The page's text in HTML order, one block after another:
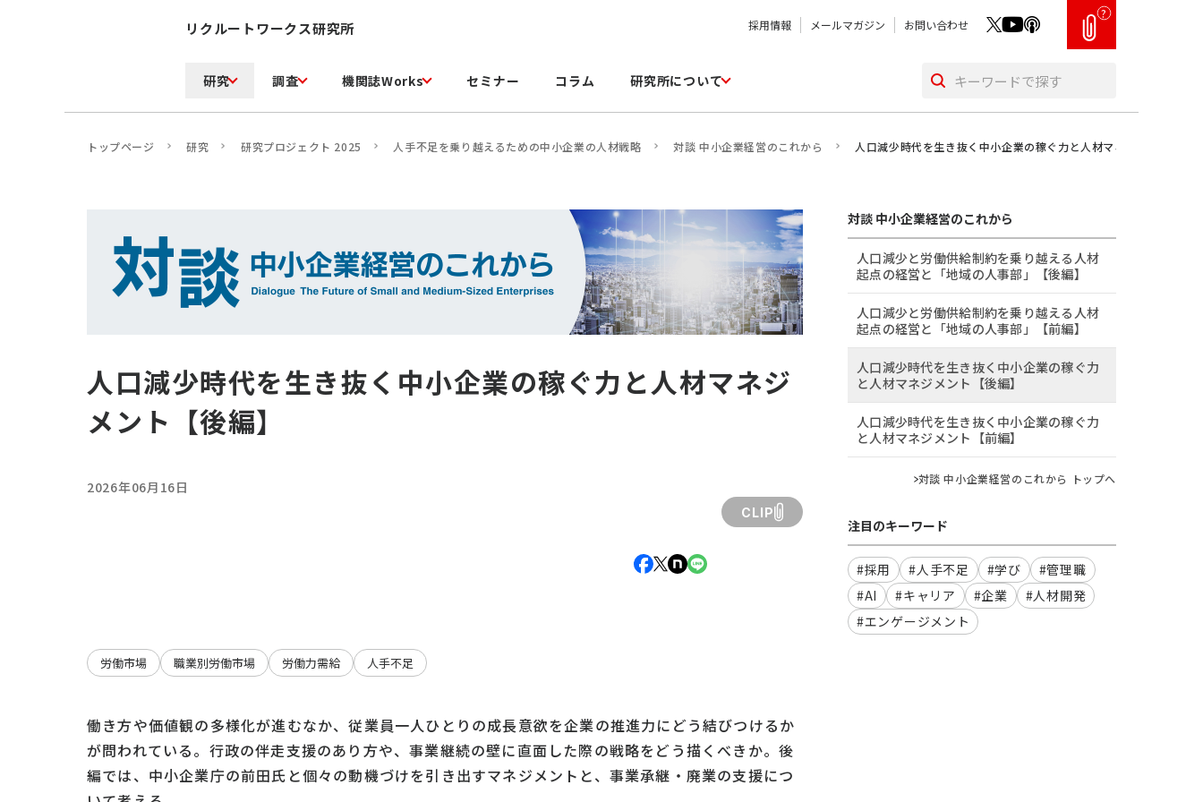
リクルートワークス研究所 採用情報 メールマガジン お問い合わせ
?
研究 調査 機関誌Works セミナー コラム 研究所について
トップページ 研究 研究プロジェクト 2025 人手不足を乗り越えるための中小企業の人材戦略 対談 中小企業経営のこれから 人口減少時代を生き抜く中小企業の稼ぐ力と人材マネジメント【後
人口減少時代を生き抜く中小企業の稼ぐ力と人材マネジ
メント【後編】
2026年06月16日
CLIP
労働市場 職業別労働市場 労働力需給 人手不足
働き方や価値観の多様化が進むなか、従業員一人ひとりの成長意欲を企業の推進力にどう結びつけるか
が問われている。行政の伴走支援のあり方や、事業継続の壁に直面した際の戦略をどう描くべきか。後
編では、中小企業庁の前田氏と個々の動機づけを引き出すマネジメントと、事業承継・廃業の支援につ
対談 中小企業経営のこれから
人口減少と労働供給制約を乗り越える人材
起点の経営と「地域の人事部」【後編】
人口減少と労働供給制約を乗り越える人材
起点の経営と「地域の人事部」【前編】
人口減少時代を生き抜く中小企業の稼ぐ力
と人材マネジメント【後編】
人口減少時代を生き抜く中小企業の稼ぐ力
と人材マネジメント【前編】
対談 中小企業経営のこれから トップへ
注目のキーワード
#採用 #人手不足 #学び
#管理職
#AI
#キャリア #企業
#人材開発
#エンゲージメント